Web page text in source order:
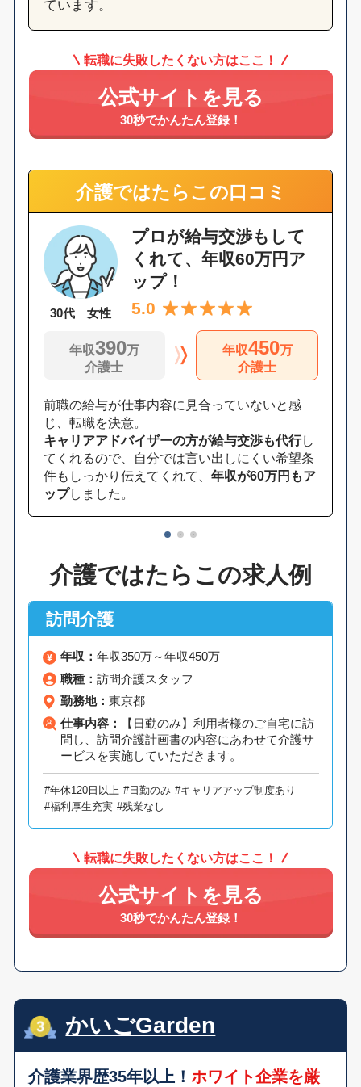
ています。
転職に失敗したくない方はここ！
公式サイトを見る
30秒でかんたん登録！
介護ではたらこの口コミ
30代 女性
プロが給与交渉もして
くれて、年収60万円ア
ップ！
5.0
年収390万
介護士
年収450万
介護士
前職の給与が仕事内容に見合っていないと感
じ、転職を決意。
キャリアアドバイザーの方が給与交渉も代行し
てくれるので、自分では言い出しにくい希望条
件もしっかり伝えてくれて、 年収が60万円もア
ップしました。
介護ではたらこの求人例
訪問介護
年収： 年収350万～年収450万
職種： 訪問介護スタッフ
勤務地： 東京都
仕事内容：
【日勤のみ】利用者様のご自宅に訪
問し、訪問介護計画書の内容にあわせて介護サ
ービスを実施していただきます。
#年休120日以上 #日勤のみ #キャリアアップ制度あり
#福利厚生充実 #残業なし
転職に失敗したくない方はここ！
公式サイトを見る
30秒でかんたん登録！
かいごGarden
介護業界歴35年以上！ホワイト企業を厳